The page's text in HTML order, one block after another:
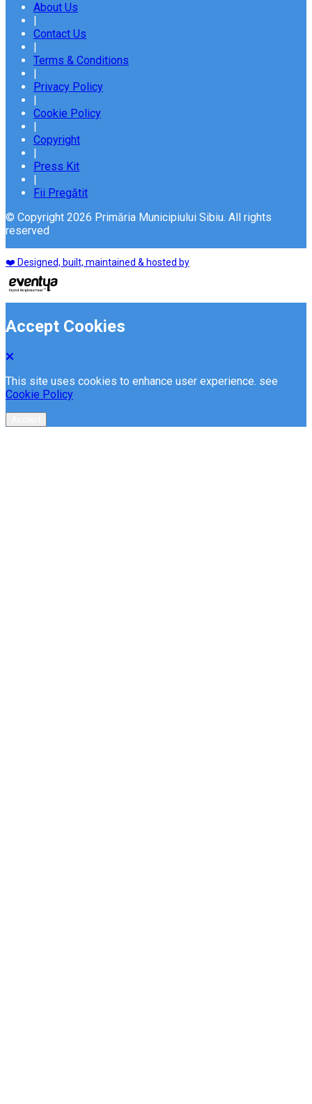
About Us
Contact Us
Terms & Conditions
Privacy Policy
Cookie Policy
Copyright
Press Kit
Fii Pregătit
© Copyright 2026 Primăria Municipiului Sibiu. All rights
reserved
❤️ Designed, built, maintained & hosted by
Accept Cookies
This site uses cookies to enhance user experience. see
Cookie Policy